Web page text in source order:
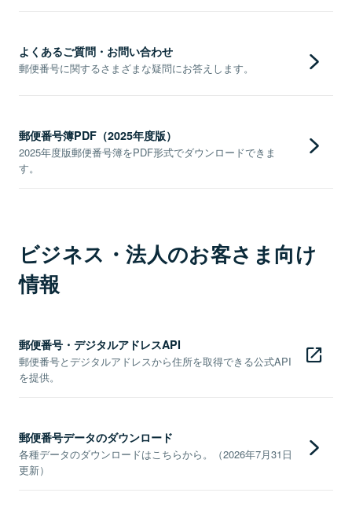
よくあるご質問・お問い合わせ
郵便番号に関するさまざまな疑問にお答えします。
郵便番号簿PDF（2025年度版）
2025年度版郵便番号簿をPDF形式でダウンロードできま
す。
ビジネス・法人のお客さま向け
情報
郵便番号・デジタルアドレスAPI
郵便番号とデジタルアドレスから住所を取得できる公式API
を提供。
郵便番号データのダウンロード
各種データのダウンロードはこちらから。（2026年7月31日
更新）